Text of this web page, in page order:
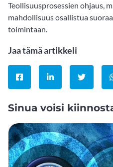
Teollisuusprosessien ohjaus,
mahdollisuus osallistua
toimintaan.
Jaa tämä artikkeli
Jaa Facebookissa
Jaa LinkedInissä
Jaa
Sinua voisi